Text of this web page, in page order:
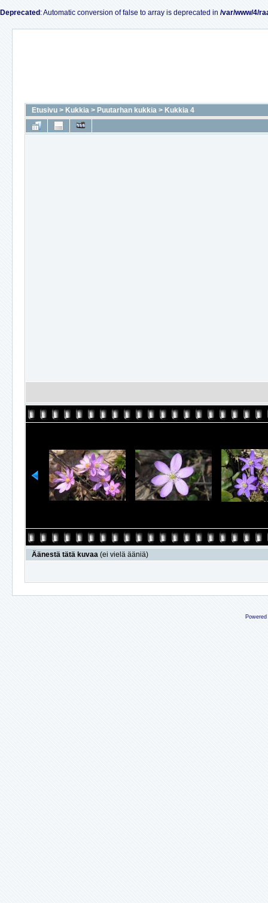
Deprecated : Automatic conversion of false to array is deprecated in /var/www/4/
Etusivu > Kukkia > Puutarhan kukkia > Kukkia 4
Äänestä tätä kuvaa (ei vielä ääniä)